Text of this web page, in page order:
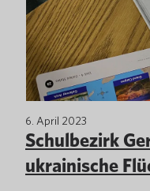
6. April 2023
Schulbezirk
ukrainische